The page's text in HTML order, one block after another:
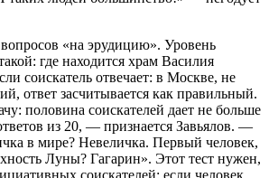
«на эрудицию». Уровень
где находится храм Василия
соискатель отвечает: в Москве, не
ответ засчитывается как правильный.
половина соискателей дает не больше
из 20, — признается Завьялов. —
в мире? Невеличка. Первый человек,
Луны? Гагарин». Этот тест нужен,
соискателей: если человек